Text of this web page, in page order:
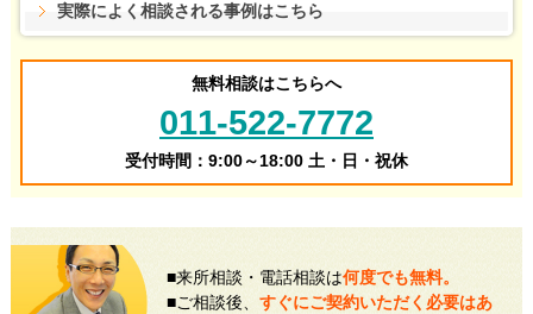
実際によく相談される事例はこちら
無料相談はこちらへ
011-522-7772
受付時間：9:00～18:00 土・日・祝休
■来所相談・電話相談は何度でも無料。
■ご相談後、 すぐにご契約いただく必要はあ